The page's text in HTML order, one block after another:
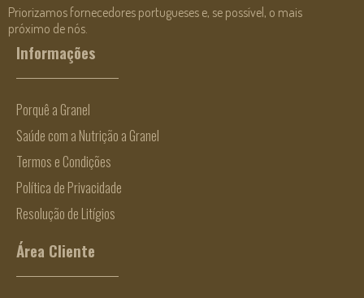
Priorizamos fornecedores portugueses e, se possível, o mais
próximo de nós.
Informações
Porquê a Granel
Saúde com a Nutrição a Granel
Termos e Condições
Política de Privacidade
Resolução de Litígios
Área Cliente